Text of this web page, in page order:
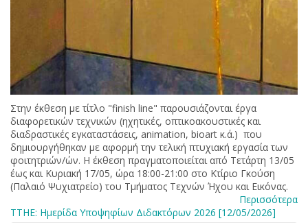
Στην έκθεση με τίτλο "finish line" παρουσιάζονται έργα
διαφορετικών τεχνικών (ηχητικές, οπτικοακουστικές και
διαδραστικές εγκαταστάσεις, animation, bioart κ.ά.) που
δημιουργήθηκαν με αφορμή την τελική πτυχιακή εργασία των
φοιτητριών/ών. Η έκθεση πραγματοποιείται από Τετάρτη 13/05
έως και Κυριακή 17/05, ώρα 18:00-21:00 στο Κτίριο Γκούση
(Παλαιό Ψυχιατρείο) του Τμήματος Τεχνών Ήχου και Εικόνας.
Περισσότερα
ΤΤΗΕ: Ημερίδα Υποψηφίων Διδακτόρων 2026 [12/05/2026]